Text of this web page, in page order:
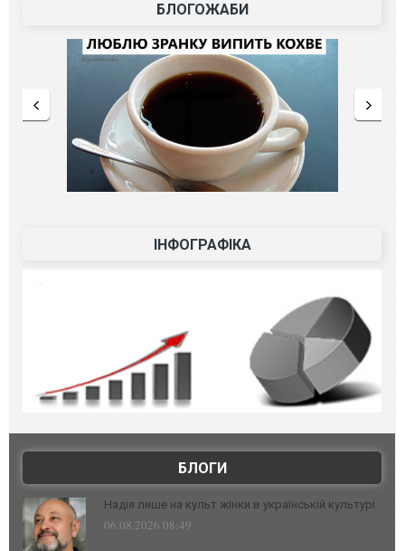
БЛОГОЖАБИ
ІНФОГРАФІКА
БЛОГИ
Надія лише на культ жінки в українській культурі
06.08.2026 08:49